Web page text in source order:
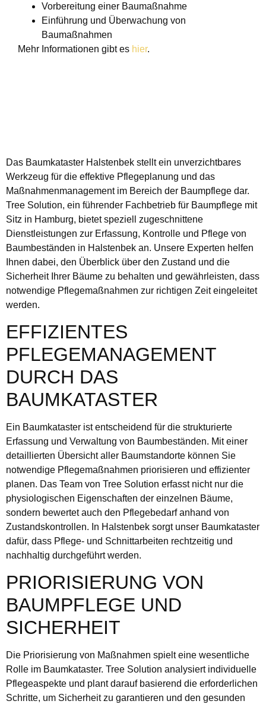
Vorbereitung einer Baumaßnahme
Einführung und Überwachung von
Baumaßnahmen
Mehr Informationen gibt es hier.
Das Baumkataster Halstenbek stellt ein unverzichtbares
Werkzeug für die effektive Pflegeplanung und das
Maßnahmenmanagement im Bereich der Baumpflege dar.
Tree Solution, ein führender Fachbetrieb für Baumpflege mit
Sitz in Hamburg, bietet speziell zugeschnittene
Dienstleistungen zur Erfassung, Kontrolle und Pflege von
Baumbeständen in Halstenbek an. Unsere Experten helfen
Ihnen dabei, den Überblick über den Zustand und die
Sicherheit Ihrer Bäume zu behalten und gewährleisten, dass
notwendige Pflegemaßnahmen zur richtigen Zeit eingeleitet
werden.
EFFIZIENTES
PFLEGEMANAGEMENT
DURCH DAS
BAUMKATASTER
Ein Baumkataster ist entscheidend für die strukturierte
Erfassung und Verwaltung von Baumbeständen. Mit einer
detaillierten Übersicht aller Baumstandorte können Sie
notwendige Pflegemaßnahmen priorisieren und effizienter
planen. Das Team von Tree Solution erfasst nicht nur die
physiologischen Eigenschaften der einzelnen Bäume,
sondern bewertet auch den Pflegebedarf anhand von
Zustandskontrollen. In Halstenbek sorgt unser Baumkataster
dafür, dass Pflege- und Schnittarbeiten rechtzeitig und
nachhaltig durchgeführt werden.
PRIORISIERUNG VON
BAUMPFLEGE UND
SICHERHEIT
Die Priorisierung von Maßnahmen spielt eine wesentliche
Rolle im Baumkataster. Tree Solution analysiert individuelle
Pflegeaspekte und plant darauf basierend die erforderlichen
Schritte, um Sicherheit zu garantieren und den gesunden